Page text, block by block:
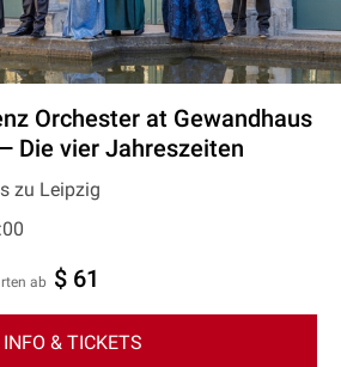
Orchester at Gewandhaus
Die vier Jahreszeiten
zu Leipzig
ab $ 61
INFO & TICKETS